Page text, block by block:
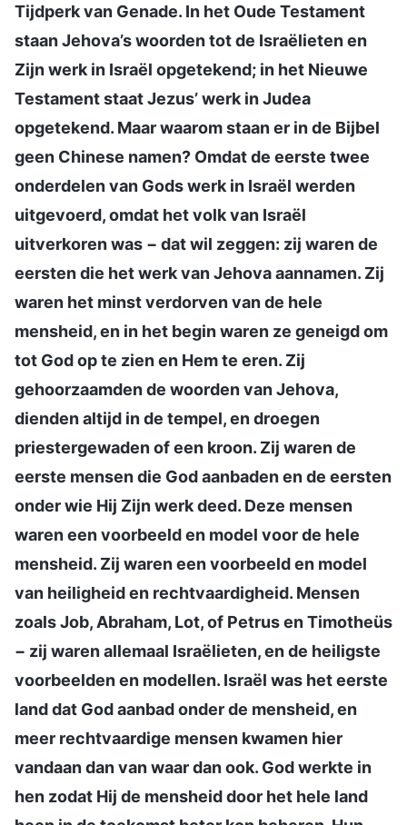
Tijdperk van Genade. In het Oude Testament
staan Jehova’s woorden tot de Israëlieten en
Zijn werk in Israël opgetekend; in het Nieuwe
Testament staat Jezus’ werk in Judea
opgetekend. Maar waarom staan er in de Bijbel
geen Chinese namen? Omdat de eerste twee
onderdelen van Gods werk in Israël werden
uitgevoerd, omdat het volk van Israël
uitverkoren was − dat wil zeggen: zij waren de
eersten die het werk van Jehova aannamen. Zij
waren het minst verdorven van de hele
mensheid, en in het begin waren ze geneigd om
tot God op te zien en Hem te eren. Zij
gehoorzaamden de woorden van Jehova,
dienden altijd in de tempel, en droegen
priestergewaden of een kroon. Zij waren de
eerste mensen die God aanbaden en de eersten
onder wie Hij Zijn werk deed. Deze mensen
waren een voorbeeld en model voor de hele
mensheid. Zij waren een voorbeeld en model
van heiligheid en rechtvaardigheid. Mensen
zoals Job, Abraham, Lot, of Petrus en Timotheüs
− zij waren allemaal Israëlieten, en de heiligste
voorbeelden en modellen. Israël was het eerste
land dat God aanbad onder de mensheid, en
meer rechtvaardige mensen kwamen hier
vandaan dan van waar dan ook. God werkte in
hen zodat Hij de mensheid door het hele land